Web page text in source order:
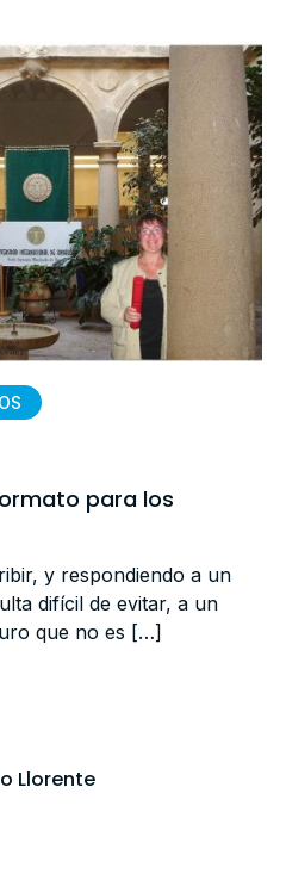
para los
y respondiendo a un
difícil de evitar, a un
que no es […]
Llorente